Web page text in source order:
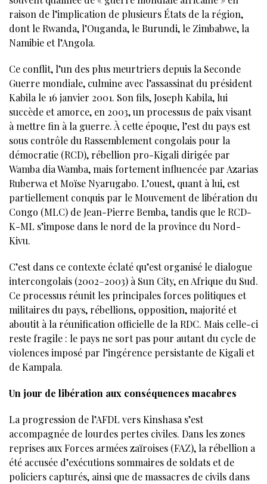
raison de l’implication de plusieurs États de la région,
dont le Rwanda, l’Ouganda, le Burundi, le Zimbabwe, la
Namibie et l’Angola.
Ce conflit, l’un des plus meurtriers depuis la Seconde
Guerre mondiale, culmine avec l’assassinat du président
Kabila le 16 janvier 2001. Son fils, Joseph Kabila, lui
succède et amorce, en 2003, un processus de paix visant
à mettre fin à la guerre. À cette époque, l’est du pays est
sous contrôle du Rassemblement congolais pour la
démocratie (RCD), rébellion pro-Kigali dirigée par
Wamba dia Wamba, mais fortement influencée par Azarias
Ruberwa et Moïse Nyarugabo. L’ouest, quant à lui, est
partiellement conquis par le Mouvement de libération du
Congo (MLC) de Jean-Pierre Bemba, tandis que le RCD-
K-ML s’impose dans le nord de la province du Nord-
Kivu.
C’est dans ce contexte éclaté qu’est organisé le dialogue
intercongolais (2002–2003) à Sun City, en Afrique du Sud.
Ce processus réunit les principales forces politiques et
militaires du pays, rébellions, opposition, majorité et
aboutit à la réunification officielle de la RDC. Mais celle-ci
reste fragile : le pays ne sort pas pour autant du cycle de
violences imposé par l’ingérence persistante de Kigali et
de Kampala.
Un jour de libération aux conséquences macabres
La progression de l’AFDL vers Kinshasa s’est
accompagnée de lourdes pertes civiles. Dans les zones
reprises aux Forces armées zaïroises (FAZ), la rébellion a
été accusée d’exécutions sommaires de soldats et de
policiers capturés, ainsi que de massacres de civils dans